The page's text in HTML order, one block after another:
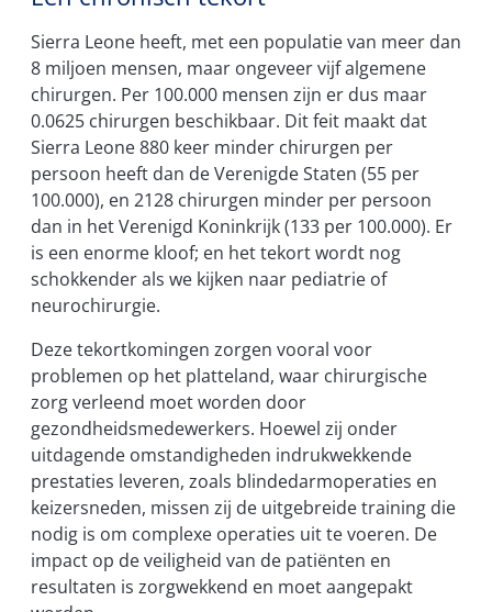
Sierra Leone heeft, met een populatie van meer dan
8 miljoen mensen, maar ongeveer vijf algemene
chirurgen. Per 100.000 mensen zijn er dus maar
0.0625 chirurgen beschikbaar. Dit feit maakt dat
Sierra Leone 880 keer minder chirurgen per
persoon heeft dan de Verenigde Staten (55 per
100.000), en 2128 chirurgen minder per persoon
dan in het Verenigd Koninkrijk (133 per 100.000). Er
is een enorme kloof; en het tekort wordt nog
schokkender als we kijken naar pediatrie of
neurochirurgie.
Deze tekortkomingen zorgen vooral voor
problemen op het platteland, waar chirurgische
zorg verleend moet worden door
gezondheidsmedewerkers. Hoewel zij onder
uitdagende omstandigheden indrukwekkende
prestaties leveren, zoals blindedarmoperaties en
keizersneden, missen zij de uitgebreide training die
nodig is om complexe operaties uit te voeren. De
impact op de veiligheid van de patiënten en
resultaten is zorgwekkend en moet aangepakt